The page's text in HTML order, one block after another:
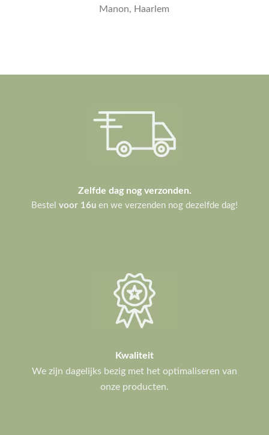
voor 16uen we verzenden nog dezelfde dag!
We zijn dagelijks bezig met het optimaliseren van
onze producten.